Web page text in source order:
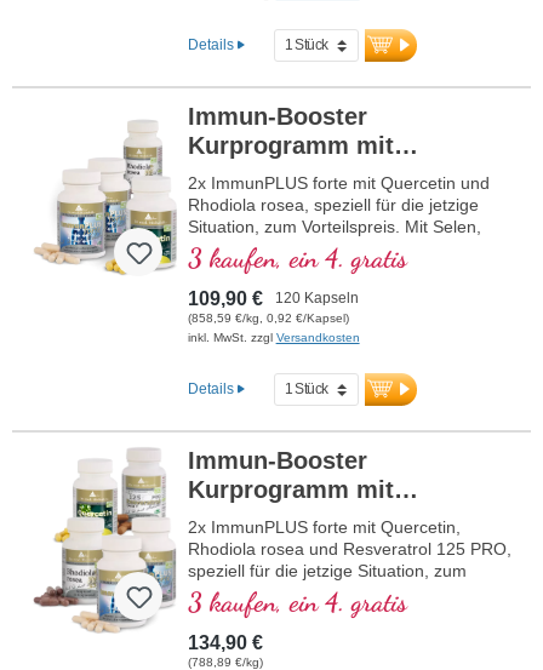
Details
Immun-Booster
Kurprogramm mit
Quercetin
2x ImmunPLUS forte mit Quercetin und
Rhodiola rosea, speziell für die jetzige
Situation, zum Vorteilspreis. Mit Selen,
Zink, den Vitaminen C und D, welche zur
Förderung der normalen Funktion eines
gesunden Immunsystems beitragen.
3 kaufen, ein 4. gratis
109,90 € 120 Kapseln
(858,59 €/kg, 0,92 €/Kapsel)
inkl. MwSt. zzgl Versandkosten
Details
Immun-Booster
Kurprogramm mit
Quercetin + Resveratrol
2x ImmunPLUS forte mit Quercetin,
Rhodiola rosea und Resveratrol 125 PRO,
speziell für die jetzige Situation, zum
Vorteilspreis. Mit Selen, Zink, den
Vitaminen C und D, welche zur Förderung
der normalen Funktion eines gesunden
Immunsystems beitragen.
3 kaufen, ein 4. gratis
134,90 €
(788,89 €/kg)